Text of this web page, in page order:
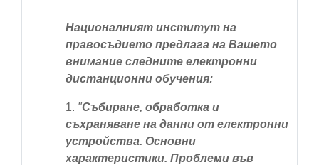
Националният институт на
правосъдието предлага на Вашето
внимание следните електронни
дистанционни обучения:
1. "Събиране, обработка и
съхраняване на данни от електронни
устройства. Основни
характеристики. Проблеми във